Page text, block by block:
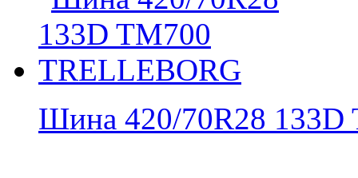
Шина 420/70R28 133D